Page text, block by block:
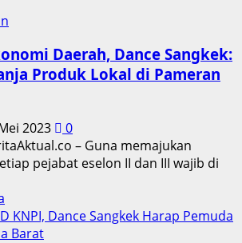
Daerah, Dance Sangkek:
Produk Lokal di Pameran
2023
0
– Guna memajukan
pejabat eselon II dan III wajib di
more
about
KNPI, Dance Sangkek Harap Pemuda
Barat